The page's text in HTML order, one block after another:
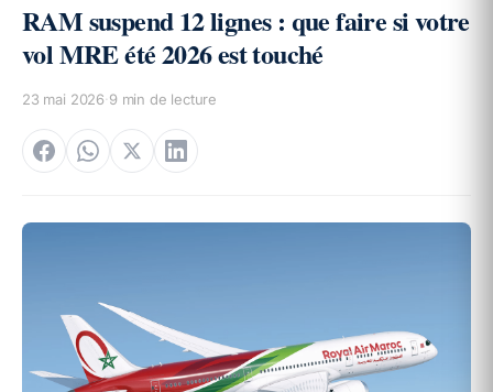
RAM suspend 12 lignes : que faire si votre
vol MRE été 2026 est touché
23 mai 2026·9 min de lecture